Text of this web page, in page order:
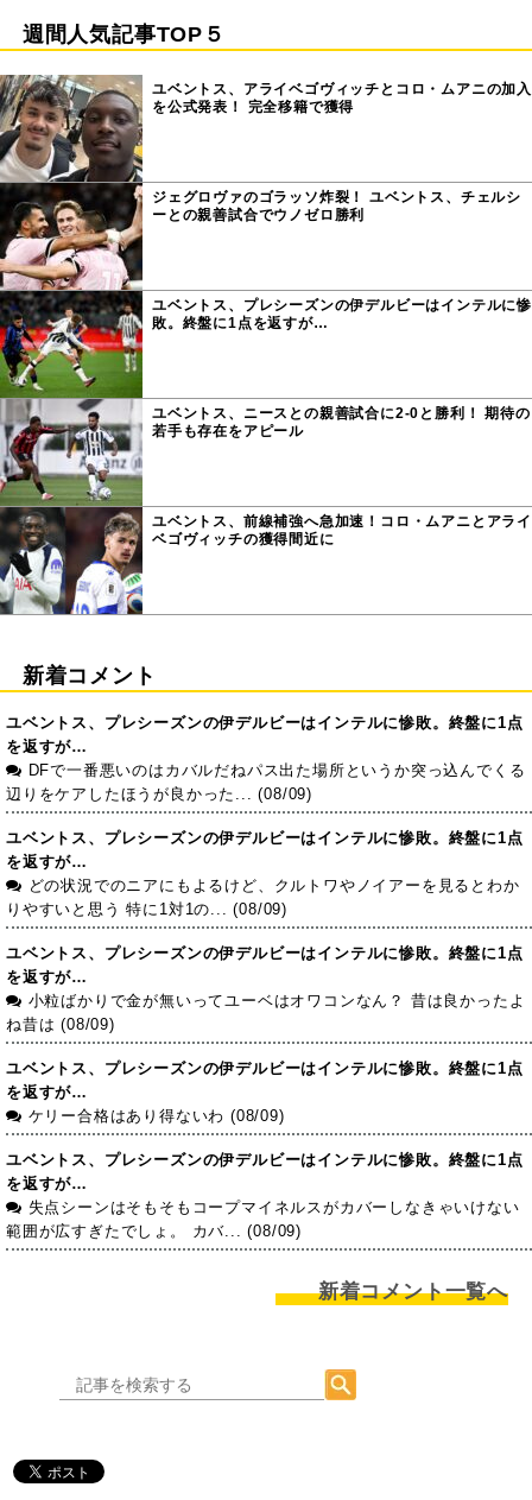
週間人気記事TOP５
ユベントス、アライベゴヴィッチとコロ・ムアニの加入
を公式発表！ 完全移籍で獲得
ジェグロヴァのゴラッソ炸裂！ ユベントス、チェルシ
ーとの親善試合でウノゼロ勝利
ユベントス、プレシーズンの伊デルビーはインテルに惨
敗。終盤に1点を返すが…
ユベントス、ニースとの親善試合に2-0と勝利！ 期待の
若手も存在をアピール
ユベントス、前線補強へ急加速！コロ・ムアニとアライ
ベゴヴィッチの獲得間近に
新着コメント
ユベントス、プレシーズンの伊デルビーはインテルに惨敗。終盤に1点
を返すが…
DFで一番悪いのはカバルだねパス出た場所というか突っ込んでくる
辺りをケアしたほうが良かった... (08/09)
ユベントス、プレシーズンの伊デルビーはインテルに惨敗。終盤に1点
を返すが…
どの状況でのニアにもよるけど、クルトワやノイアーを見るとわか
りやすいと思う 特に1対1の... (08/09)
ユベントス、プレシーズンの伊デルビーはインテルに惨敗。終盤に1点
を返すが…
小粒ばかりで金が無いってユーベはオワコンなん？ 昔は良かったよ
ね昔は (08/09)
ユベントス、プレシーズンの伊デルビーはインテルに惨敗。終盤に1点
を返すが…
ケリー合格はあり得ないわ (08/09)
ユベントス、プレシーズンの伊デルビーはインテルに惨敗。終盤に1点
を返すが…
失点シーンはそもそもコープマイネルスがカバーしなきゃいけない
範囲が広すぎたでしょ。 カバ... (08/09)
新着コメント一覧へ